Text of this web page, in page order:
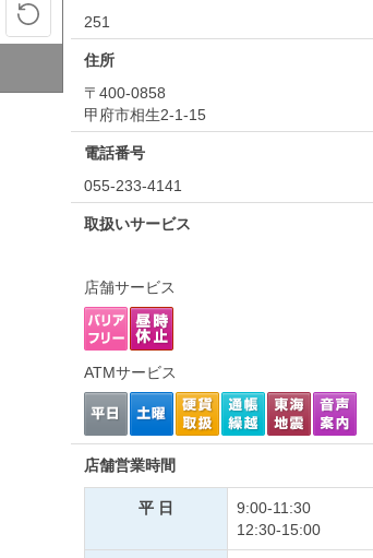
251
住所
〒400-0858
甲府市相生2-1-15
電話番号
055-233-4141
取扱いサービス
店舗サービス
ATMサービス
店舗営業時間
平 日
9:00-11:30
12:30-15:00